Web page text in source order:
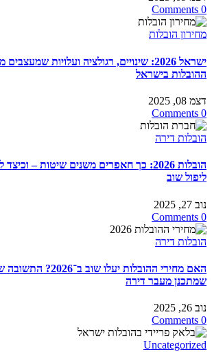
0 Comments
מחירון הובלות
ישראל 2026: שינויים, רגולציה ועלויות
ההובלות בישראל
דצמ 08, 2025
0 Comments
הובלות דירה
הובלות 2026: כך חאפרים משנים שיטות –
ליפול שוב
נוב 27, 2025
0 Comments
הובלות דירה
האם מחירי ההובלות
שמתכנן מעבר דירה
נוב 26, 2025
0 Comments
Uncategorized